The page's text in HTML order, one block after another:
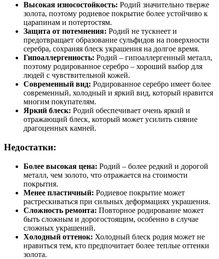
Высокая износостойкость: Родий значительно тверже
золота, поэтому родиевое покрытие более устойчиво к
царапинам и потертостям.
Защита от потемнения: Родий не тускнеет и
предотвращает образование сульфидов на поверхности
серебра, сохраняя блеск украшения на долгое время.
Гипоаллергенность: Родий – гипоаллергенный металл,
поэтому родированное серебро – хороший выбор для
людей с чувствительной кожей.
Современный вид: Родированное серебро имеет более
современный, холодный и яркий вид, который нравится
многим покупателям.
Яркий блеск: Родий обеспечивает очень яркий и
отражающий блеск, который может усилить сияние
драгоценных камней.
Недостатки:
Более высокая цена: Родий – более редкий и дорогой
металл, чем золото, что отражается на стоимости
покрытия.
Менее пластичный: Родиевое покрытие может
растрескиваться при сильных деформациях украшения.
Сложность ремонта: Повторное родирование может
быть сложным и дорогостоящим, особенно в случае
сложных украшений.
Холодный оттенок: Холодный блеск родия может не
нравиться тем, кто предпочитает более теплые оттенки
золота.